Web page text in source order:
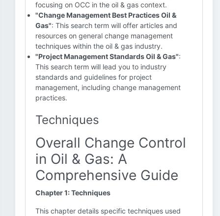
focusing on OCC in the oil & gas context.
"Change Management Best Practices Oil &
Gas": This search term will offer articles and
resources on general change management
techniques within the oil & gas industry.
"Project Management Standards Oil & Gas":
This search term will lead you to industry
standards and guidelines for project
management, including change management
practices.
Techniques
Overall Change Control
in Oil & Gas: A
Comprehensive Guide
Chapter 1: Techniques
This chapter details specific techniques used